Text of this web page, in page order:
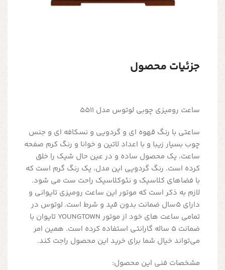
جزئیات محصول
ساعت رومیزی چوبی لوتوس مدل 5511
ساعتی با رنگ قهوه ای و گردویی و نسکافه ای و جنس
چوب بسیار زیبا و با اعداد لاتین و خوانا و رنگ کرم صفحه
ساعت، یک محصول ساده و در عین حال شیک را خلق
کرده است. رنگ گردویی این مدل، یک رنگ گرم است که
با فضاهای کلاسیک و نئوکلاسیک راحت ست می شود.
لازم به ذکر است که موتور این ساعت رومیزی تایوانی و
دارای 5سال ضمانت بدون قید و شرط است. لوتوس در
تمامی ساعت های خود از موتور YOUNGTOWN تایوان با
ضمانت 5 ساله گارانتی استفاده کرده است. همین امر
می‌تواند خیال شما برای خرید این محصول راجت کند.
مشخصات فنی این محصول: